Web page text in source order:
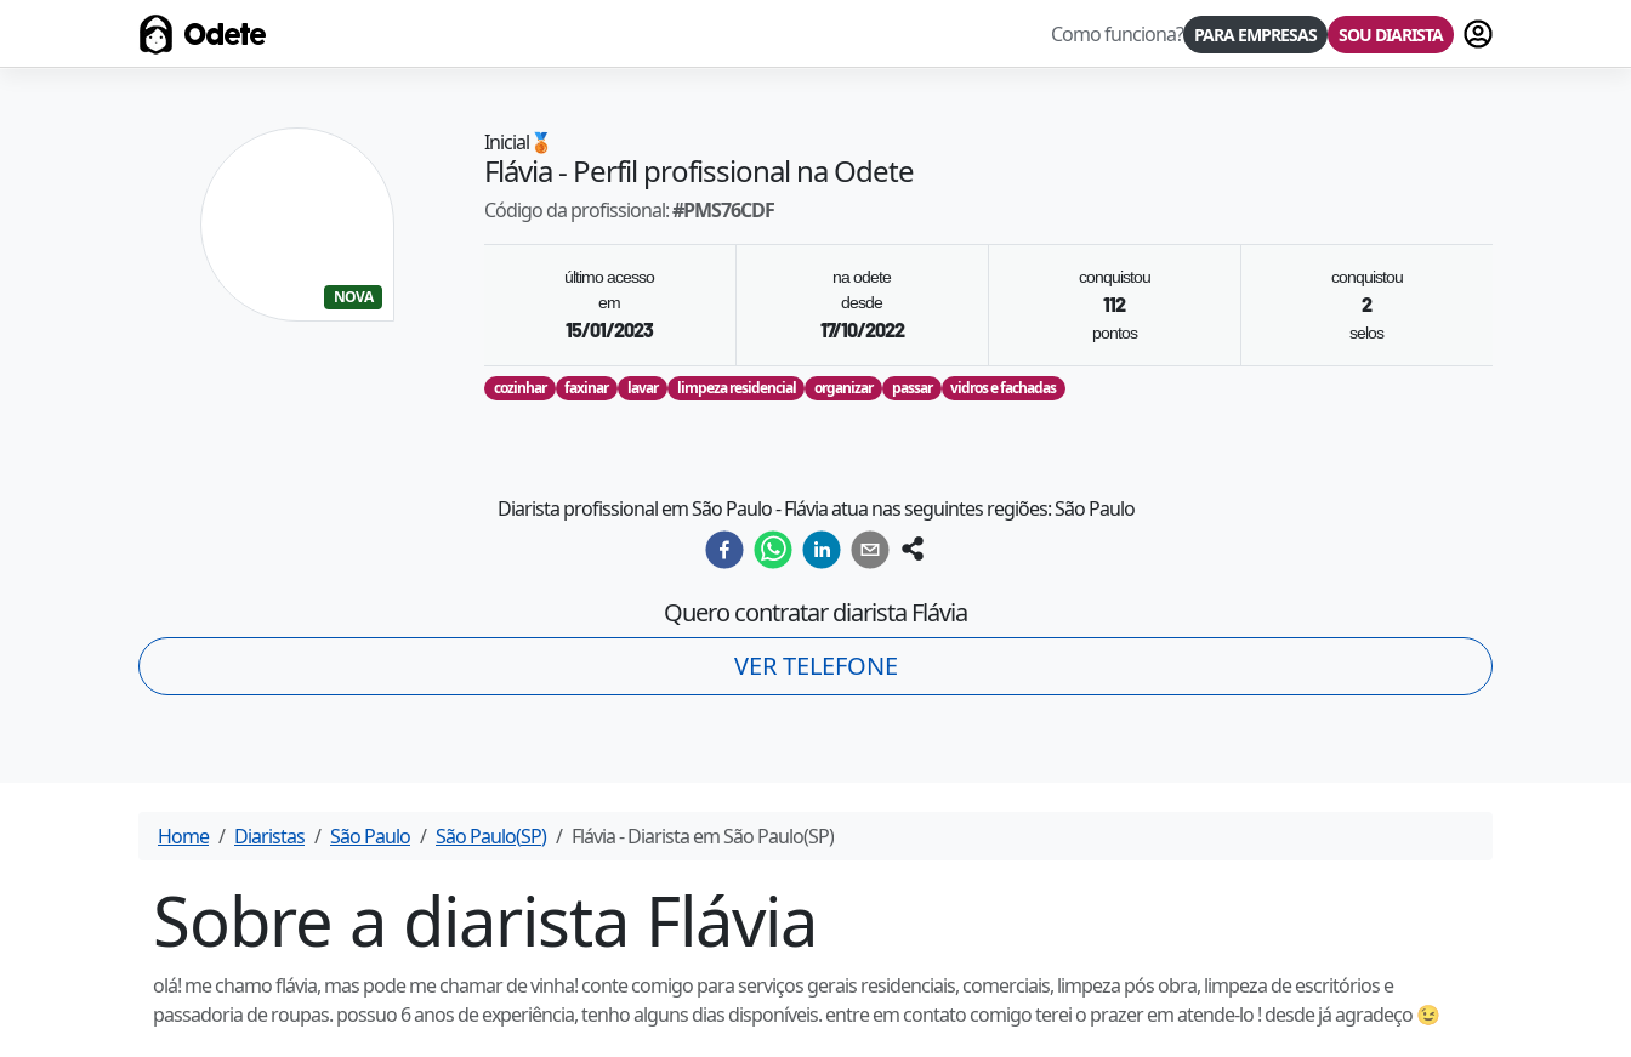
Odete Como funciona? PARA EMPRESAS SOU DIARISTA Fazer login
NOVA
Inicial🥉
Flávia- Perfil profissional na Odete
Código da profissional:#PMS76CDF
último acesso
em
15/01/2023
na odete
desde
17/10/2022
conquistou
112
pontos
conquistou
2
selos
cozinhar faxinar lavar limpeza residencial organizar passar vidros e fachadas
Diarista profissional em São Paulo - Flávia atua nas seguintes regiões: São Paulo
Quero contratar diarista Flávia
VER TELEFONE
Home Diaristas São Paulo São Paulo(SP) Flávia- Diarista emSão Paulo(SP)
Sobre a diarista Flávia
olá! me chamo flávia, mas pode me chamar de vinha! conte comigo para serviços gerais residenciais, comerciais, limpeza pós obra, limpeza de escritórios e
passadoria de roupas. possuo 6 anos de experiência, tenho alguns dias disponíveis. entre em contato comigo terei o prazer em atende-lo ! desde já agradeço 😉